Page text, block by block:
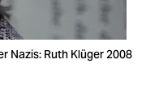
Nazis: Ruth Klüger 2008